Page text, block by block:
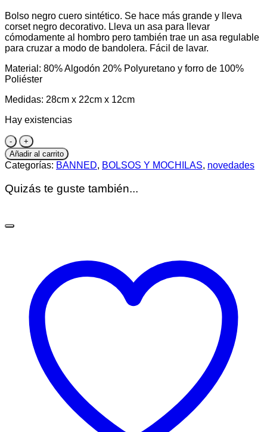
Bolso negro cuero sintético. Se hace más grande y lleva
corset negro decorativo. Lleva un asa para llevar
cómodamente al hombro pero también trae un asa regulable
para cruzar a modo de bandolera. Fácil de lavar.
Material: 80% Algodón 20% Polyuretano y forro de 100%
Poliéster
Medidas: 28cm x 22cm x 12cm
Hay existencias
Bolso
CORSET
cantidad
Añadir al carrito
Categorías: BANNED, BOLSOS Y MOCHILAS, novedades
Quizás te guste también...